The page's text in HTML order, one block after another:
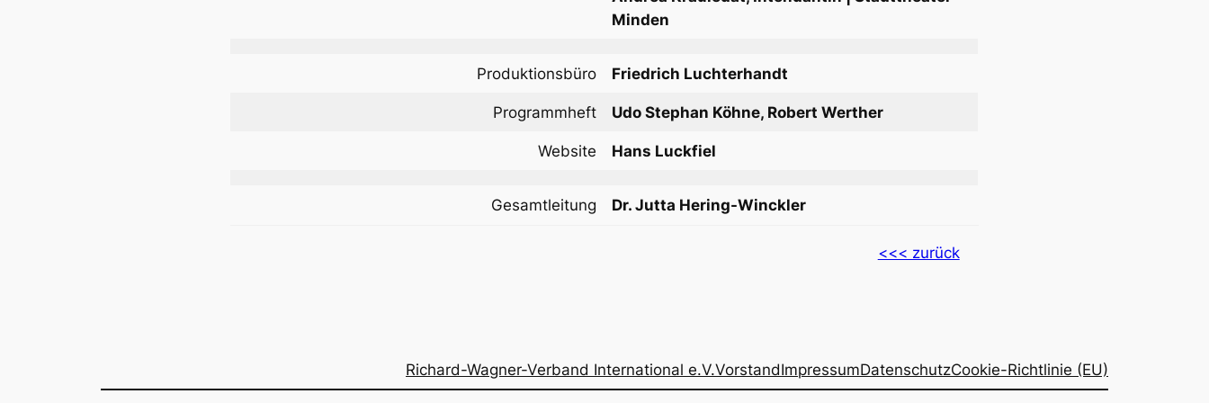
Minden
Produktionsbüro Friedrich Luchterhandt
Programmheft Udo Stephan Köhne, Robert Werther
Website Hans Luckfiel
Gesamtleitung Dr. Jutta Hering-Winckler
<<< zurück
Richard-Wagner-Verband International e.V.VorstandImpressumDatenschutzCookie-Richtlinie (EU)